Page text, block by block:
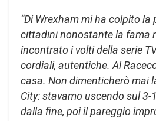
“Di Wrexham mi ha colpito la
cittadini nonostante la fama
incontrato i volti della serie
cordiali, autentiche. Al
casa. Non dimenticherò mai
City: stavamo uscendo sul 3-
dalla fine, poi il pareggio